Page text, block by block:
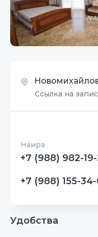
Ссылка на
Наира
+7 (988) 982-
+7 (988) 155-
Удобства